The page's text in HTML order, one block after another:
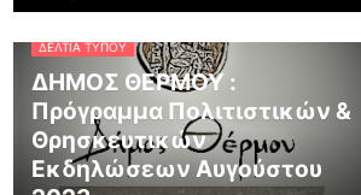
ΔΕΛΤΊΑ ΤΎΠΟΥ
ΔΗΜΟΣ ΘΕΡΜΟΥ :
Πρόγραμμα Πολιτιστικών &
Θρησκευτικών
Εκδηλώσεων Αυγούστου